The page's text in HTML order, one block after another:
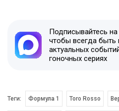
Подписывайтесь
чтобы всегда быть
актуальных
гоночных сериях
Теги: Формула 1 Toro Rosso